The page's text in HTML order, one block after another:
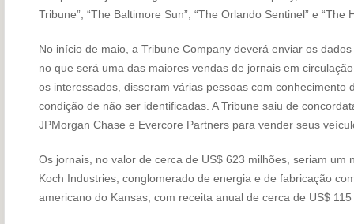
Tribune”, “The Baltimore Sun”, “The Orlando Sentinel” e “The
No início de maio, a Tribune Company deverá enviar os
no que será uma das maiores vendas de jornais em
os interessados, disseram várias pessoas com conhecimento
condição de não ser identificadas. A Tribune saiu de
JPMorgan Chase e Evercore Partners para vender seus
Os jornais, no valor de cerca de US$ 623 milhões, seriam um
Koch Industries, conglomerado de energia e de fabricação
americano do Kansas, com receita anual de cerca de US$